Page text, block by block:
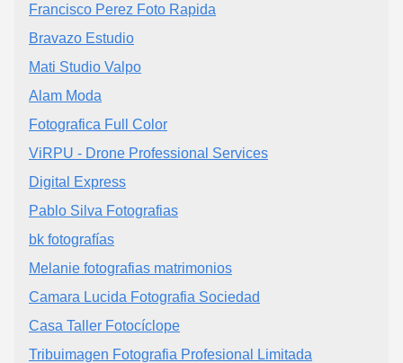
Francisco Perez Foto Rapida
Bravazo Estudio
Mati Studio Valpo
Alam Moda
Fotografica Full Color
ViRPU - Drone Professional Services
Digital Express
Pablo Silva Fotografias
bk fotografías
Melanie fotografias matrimonios
Camara Lucida Fotografia Sociedad
Casa Taller Fotocíclope
Tribuimagen Fotografia Profesional Limitada